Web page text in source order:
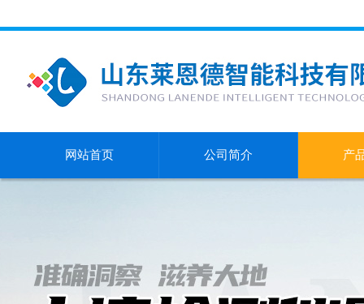
网站首页 公司简介 产